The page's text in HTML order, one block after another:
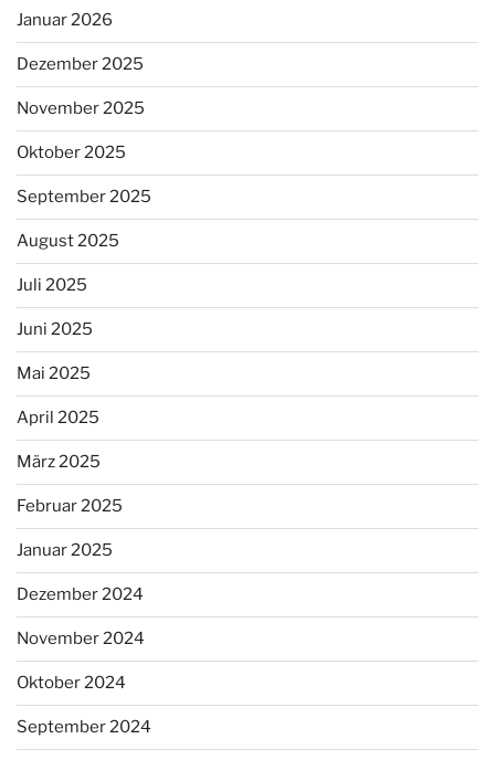
Januar 2026
Dezember 2025
November 2025
Oktober 2025
September 2025
August 2025
Juli 2025
Juni 2025
Mai 2025
April 2025
März 2025
Februar 2025
Januar 2025
Dezember 2024
November 2024
Oktober 2024
September 2024